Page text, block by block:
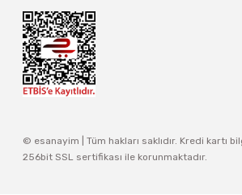
© esanayim | Tüm hakları saklıdır. Kredi kartı
256bit SSL sertifikası ile korunmaktadır.